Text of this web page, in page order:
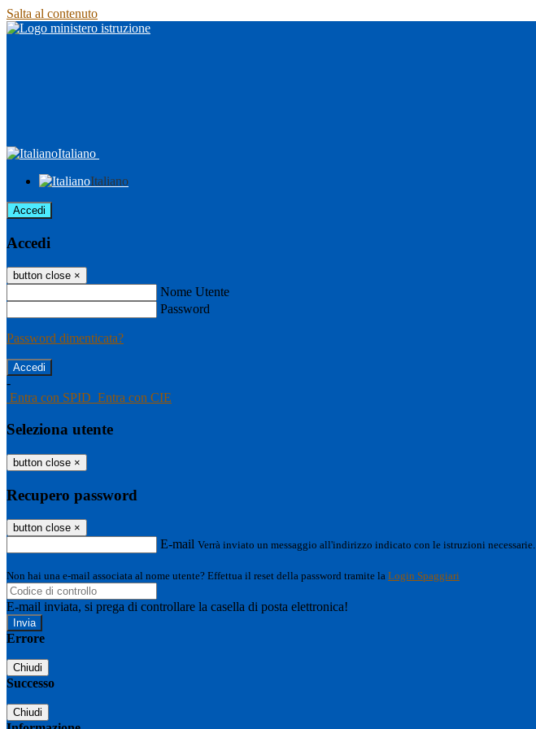
Salta al contenuto
Italiano
Italiano
Accedi
Accedi
button close ×
Nome Utente
Password
Password dimenticata?
-
Entra con SPID Entra con CIE
Seleziona utente
button close ×
Recupero password
button close ×
E-mail Verrà inviato un messaggio all'indirizzo indicato con le istruzioni necessarie.
Non hai una e-mail associata al nome utente? Effettua il reset della password tramite la Login Spaggiari
E-mail inviata, si prega di controllare la casella di posta elettronica!
Errore
Chiudi
Successo
Chiudi